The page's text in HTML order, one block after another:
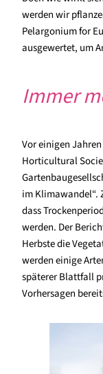
werden wir
Pelargonium for
ausgewertet, um
Immer
Vor einigen
Horticultural
im Klimawandel“.
dass
werden. Der
Herbste die
werden einige
späterer Blattfall
Vorhersagen